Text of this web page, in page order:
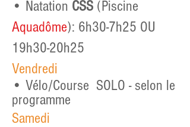
• Natation CSS (Piscine
Aquadôme): 6h30-7h25 OU
19h30-20h25
Vendredi
• Vélo/Course SOLO - selon le
programme
Samedi